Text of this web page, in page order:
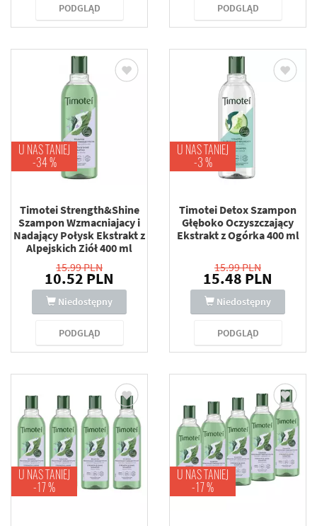
PODGLĄD PODGLĄD
U NAS TANIEJ
-34 %
Timotei Strength&Shine
Szampon Wzmacniajacy i
Nadający Połysk Ekstrakt z
Alpejskich Ziół 400 ml
15.99 PLN
10.52 PLN
Niedostępny
PODGLĄD
U NAS TANIEJ
-3 %
Timotei Detox Szampon
Głęboko Oczyszczający
Ekstrakt z Ogórka 400 ml
15.99 PLN
15.48 PLN
Niedostępny
PODGLĄD
U NAS TANIEJ
-17 %
U NAS TANIEJ
-17 %